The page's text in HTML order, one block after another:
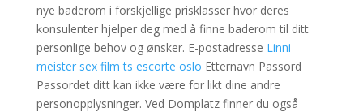
nye baderom i forskjellige prisklasser hvor deres
konsulenter hjelper deg med å finne baderom til ditt
personlige behov og ønsker. E-postadresse Linni
meister sex film ts escorte oslo Etternavn Passord
Passordet ditt kan ikke være for likt dine andre
personopplysninger. Ved Domplatz finner du også